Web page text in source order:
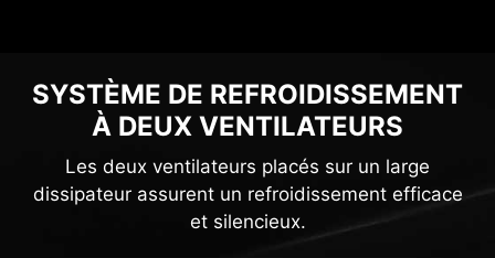
SYSTÈME DE REFROIDISSEMENT
À DEUX VENTILATEURS
Les deux ventilateurs placés sur un large
dissipateur assurent un refroidissement efficace
et silencieux.